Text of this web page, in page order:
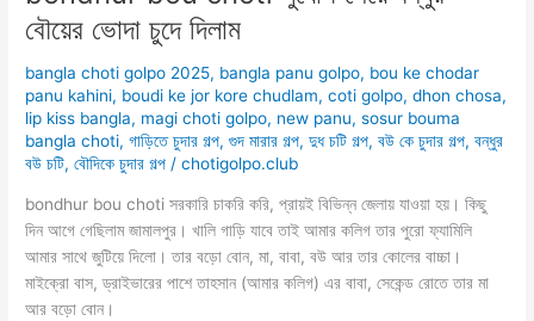
বৌয়ের ভোদা চুদে দিলাম
bangla choti golpo 2025, bangla panu golpo, bou ke chodar
panu kahini, boudi ke jor kore chudlam,coti golpo,dhon chosa,
lip kiss bangla, magi choti golpo, new panu,sosur bouma
bangla choti,গাড়িতে চুদার গল্প,গুদ মারার গল্প,দুধ চটি গল্প,বউ কে চুদার গল্প,বন্ধুর
বউ চটি,বৌদিকে চুদার গল্প /chotigolpo.club
bondhur bou choti সরকারি চাকরি করি, প্রায়ই বিভিন্ন জেলায় যাওয়া হয়। কিছু
দিন আগে গেছিলাম জামালপুর। খালি গাড়ি যাবে তাই আমার কলিগ তার পুরো ফ্যামিলি
আমার সাথে জুটিয়ে দিলো। তার বড়ো বোন, মা, বাবা, বউ আর তার কোলের বাচ্চা।
মাইক্রো বাস, ড্রাইভারের পাশে তাহসান (আমার কলিগ) এর বাবা, সেকেন্ড রোতে তার মা
আর বড়ো বোন।